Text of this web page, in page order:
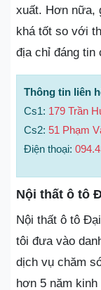
xuất. Hơn nữa,
khá tốt so với
địa chỉ đáng tin
Thông tin liên
Cs1: 179 Trần
Cs2: 51 Phạm
Điện thoại:
Nội thất ô tô
Nội thất ô tô
tôi đưa vào
dịch vụ chăm
hơn 5 năm